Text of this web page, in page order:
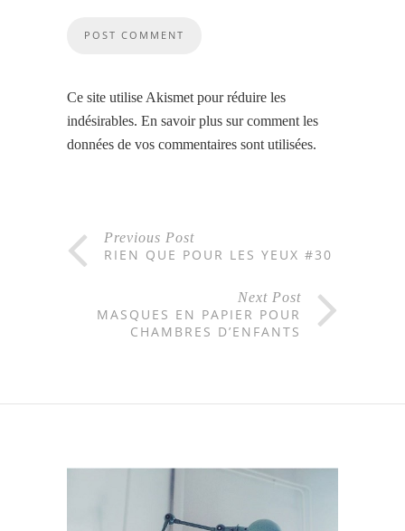
Ce site utilise Akismet pour réduire les
indésirables. En savoir plus sur comment les
données de vos commentaires sont utilisées.
Previous Post
RIEN QUE POUR LES YEUX #30
Next Post
MASQUES EN PAPIER POUR
CHAMBRES D’ENFANTS